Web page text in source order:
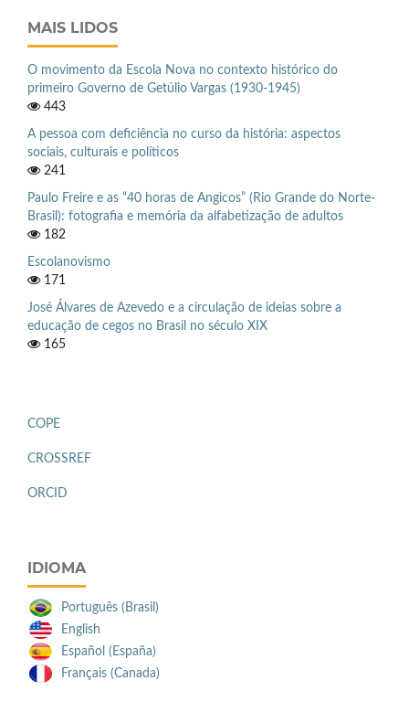
MAIS LIDOS
O movimento da Escola Nova no contexto histórico do
primeiro Governo de Getúlio Vargas (1930-1945)
443
A pessoa com deficiência no curso da história: aspectos
sociais, culturais e políticos
241
Paulo Freire e as “40 horas de Angicos” (Rio Grande do Norte-
Brasil): fotografia e memória da alfabetização de adultos
182
Escolanovismo
171
José Álvares de Azevedo e a circulação de ideias sobre a
educação de cegos no Brasil no século XIX
165
COPE
CROSSREF
ORCID
IDIOMA
Português (Brasil)
English
Español (España)
Français (Canada)